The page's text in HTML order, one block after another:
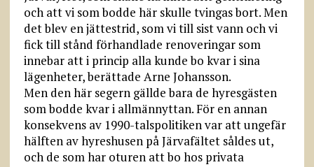
och att vi som bodde här skulle tvingas bort. Men
det blev en jättestrid, som vi till sist vann och vi
fick till stånd förhandlade renoveringar som
innebar att i princip alla kunde bo kvar i sina
lägenheter, berättade Arne Johansson.
Men den här segern gällde bara de hyresgästen
som bodde kvar i allmännyttan. För en annan
konsekvens av 1990-talspolitiken var att ungefär
hälften av hyreshusen på Järvafältet såldes ut,
och de som har oturen att bo hos privata